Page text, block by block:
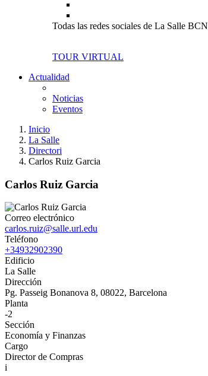
Todas las redes sociales de La Salle BCN
TOUR VIRTUAL
Actualidad
Noticias
Eventos
Inicio
La Salle
Directori
Carlos Ruiz Garcia
Carlos Ruiz Garcia
Correo electrónico
carlos.ruiz@salle.url.edu
Teléfono
+34932902390
Edificio
La Salle
Dirección
Pg. Passeig Bonanova 8, 08022, Barcelona
Planta
-2
Sección
Economía y Finanzas
Cargo
Director de Compras
i